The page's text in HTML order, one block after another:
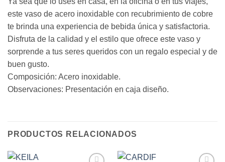
este vaso de acero inoxidable con recubrimiento de cobre
te brinda una experiencia de bebida única y satisfactoria.
Disfruta de la calidad y el estilo que ofrece este vaso y
sorprende a tus seres queridos con un regalo especial y de
buen gusto.
Composición: Acero inoxidable.
Observaciones: Presentación en caja diseño.
PRODUCTOS RELACIONADOS